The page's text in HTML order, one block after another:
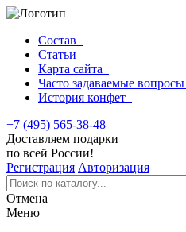
Состав
Статьи
Карта сайта
Часто задаваемые вопросы
История конфет
+7 (495) 565-38-48
Доставляем подарки
по всей России!
Регистрация Авторизация
Отмена
Меню